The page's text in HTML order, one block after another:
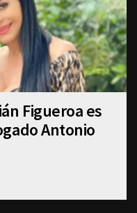
Figueroa es
Antonio